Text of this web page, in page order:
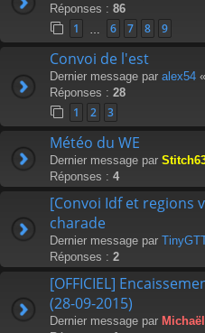
Réponses : 86
1 6 7 8 9
Convoi de l'est
Dernier message par alex54 «
Réponses : 28
1 2 3
Météo du WE
Dernier message par
Réponses : 4
[Convoi Idf et regions
charade
Dernier message par
Réponses : 2
[OFFICIEL]
(28-09-2015)
Dernier message par Michaël